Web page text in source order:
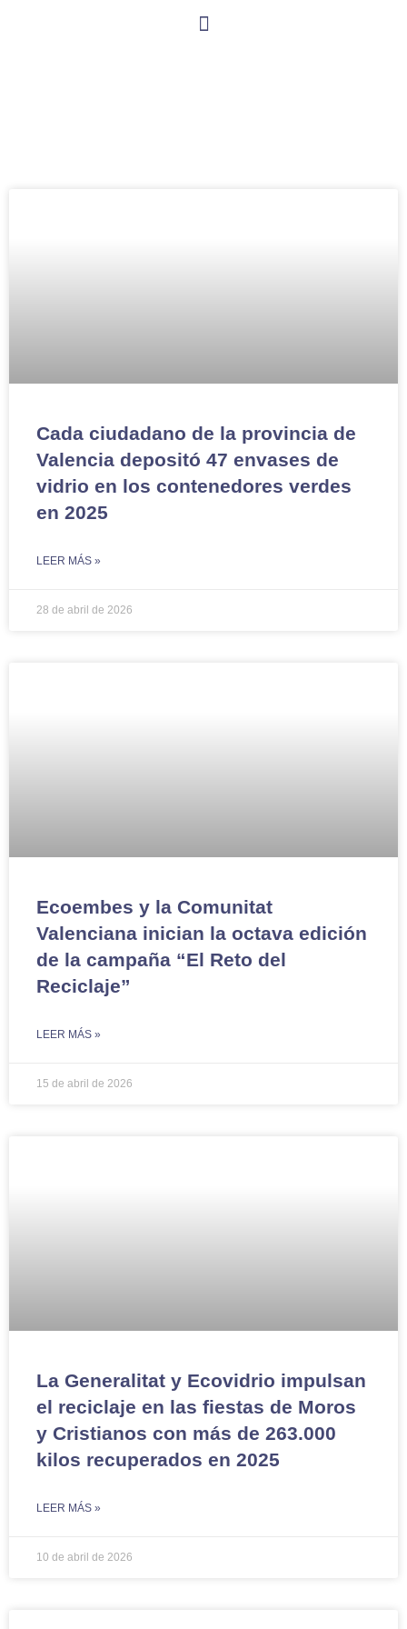
Cada ciudadano de la provincia de
Valencia depositó 47 envases de
vidrio en los contenedores verdes
en 2025
LEER MÁS »
28 de abril de 2026
Ecoembes y la Comunitat
Valenciana inician la octava edición
de la campaña “El Reto del
Reciclaje”
LEER MÁS »
15 de abril de 2026
La Generalitat y Ecovidrio impulsan
el reciclaje en las fiestas de Moros
y Cristianos con más de 263.000
kilos recuperados en 2025
LEER MÁS »
10 de abril de 2026